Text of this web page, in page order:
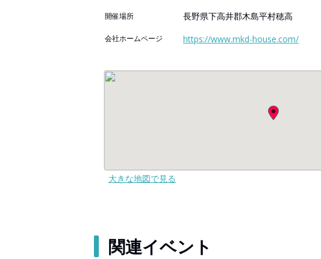
開催場所 長野県下高井郡木島平村穂高
会社ホームページ https://www.mkd-house.com/
大きな地図で見る
関連イベント